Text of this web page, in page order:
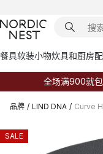
餐具软装小物炊具和厨房
全场满900就包
品牌 / LIND DNA / Curve
SALE